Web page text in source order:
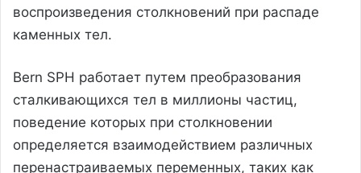
воспроизведения столкновений при распаде
каменных тел.
Bern SPH работает путем преобразования
сталкивающихся тел в миллионы частиц,
поведение которых при столкновении
определяется взаимодействием различных
перенастраиваемых переменных, таких как